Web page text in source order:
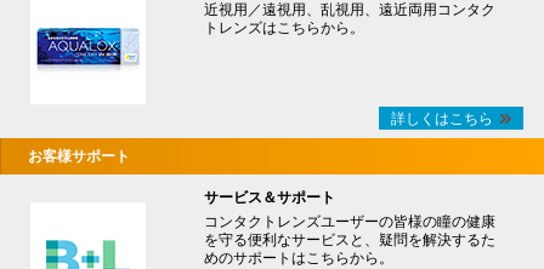
近視用／遠視用、乱視用、遠近両用コンタク
トレンズはこちらから。
詳しくはこちら
お客様サポート
サービス＆サポート
コンタクトレンズユーザーの皆様の瞳の健康
を守る便利なサービスと、疑問を解決するた
めのサポートはこちらから。